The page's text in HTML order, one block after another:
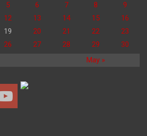
May »
5 6 7 8
9
12 13 14 15
16
19 20 21 22
23
26 27 28 29 30